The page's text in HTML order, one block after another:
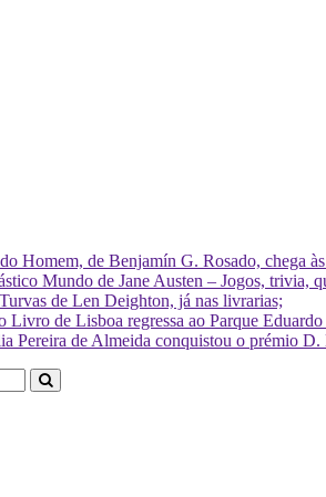
Homem, de Benjamín G. Rosado, chega
Mundo de Jane Austen – Jogos, trivia,
de Len Deighton, já nas livrarias;
Livro de Lisboa regressa ao Parque
Pereira de Almeida conquistou o prémio